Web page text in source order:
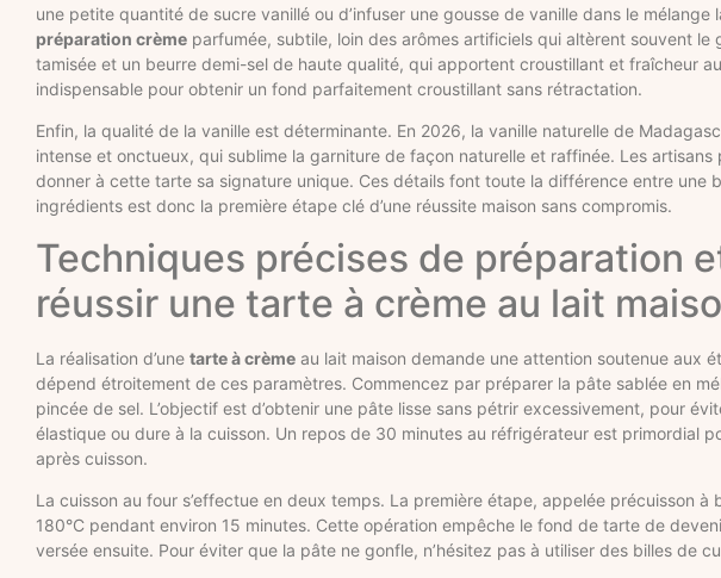
une petite quantité de sucre vanillé ou d’infuser une gousse de vanille dans le
préparation crème parfumée, subtile, loin des arômes artificiels qui altèrent souvent
tamisée et un beurre demi-sel de haute qualité, qui apportent croustillant et fraîcheur
indispensable pour obtenir un fond parfaitement croustillant sans rétractation.
Enfin, la qualité de la vanille est déterminante. En 2026, la vanille naturelle de
intense et onctueux, qui sublime la garniture de façon naturelle et raffinée. Les artisans
donner à cette tarte sa signature unique. Ces détails font toute la différence entre
ingrédients est donc la première étape clé d’une réussite maison sans compromis.
Techniques précises de préparation
réussir une tarte à crème au lait
La réalisation d’une tarte à crème au lait maison demande une attention soutenue aux
dépend étroitement de ces paramètres. Commencez par préparer la pâte sablée en
pincée de sel. L’objectif est d’obtenir une pâte lisse sans pétrir excessivement, pour
élastique ou dure à la cuisson. Un repos de 30 minutes au réfrigérateur est primordial
après cuisson.
La cuisson au four s’effectue en deux temps. La première étape, appelée précuisson
180°C pendant environ 15 minutes. Cette opération empêche le fond de tarte de
versée ensuite. Pour éviter que la pâte ne gonfle, n’hésitez pas à utiliser des billes de